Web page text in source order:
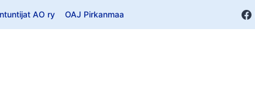
AO ry OAJ Pirkanmaa